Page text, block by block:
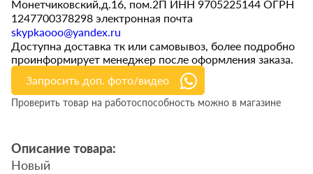
Монетчиковский,д.16, пом.2П ИНН 9705225144 ОГРН
1247700378298 электронная почта
skypkaooo@yandex.ru
Доступна доставка тк или самовывоз, более подробно
проинформирует менеджер после оформления заказа.
Запросить доп. фото/видео
Проверить товар на работоспособность можно в магазине
Описание товара:
Новый